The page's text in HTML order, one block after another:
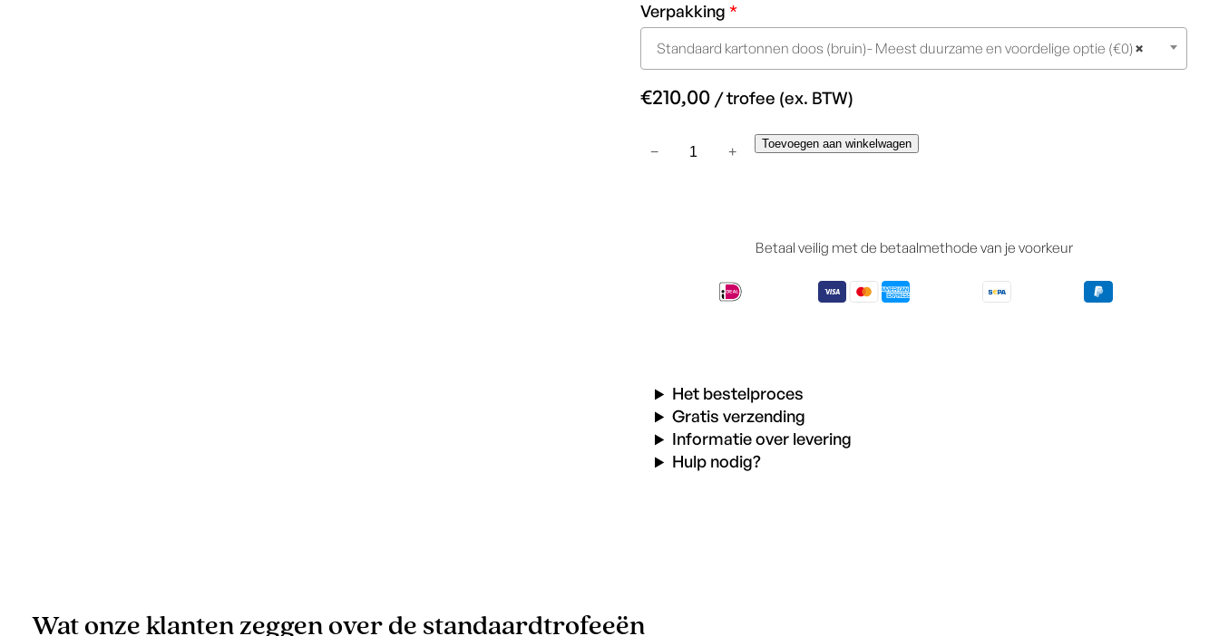
Verpakking *
×
Standaard kartonnen doos (bruin)- Meest duurzame en voordelige optie (€0)
€210,00 / trofee (ex. BTW)
− + Toevoegen aan winkelwagen
Betaal veilig met de betaalmethode van je voorkeur
Het bestelproces
Gratis verzending
Informatie over levering
Hulp nodig?
Wat onze klanten zeggen over de standaardtrofeeën